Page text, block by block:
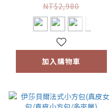
NT$2,980
加入購物車